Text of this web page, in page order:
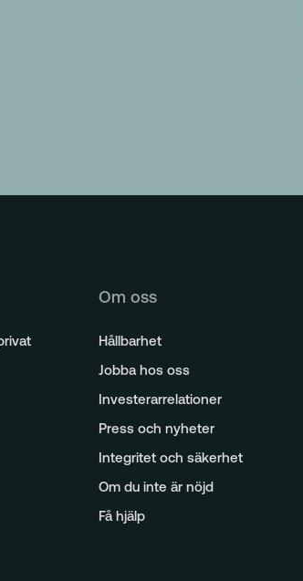
Om oss
Hållbarhet
Jobba hos oss
Investerarrelationer
Press och nyheter
Integritet och säkerhet
Om du inte är nöjd
Få hjälp